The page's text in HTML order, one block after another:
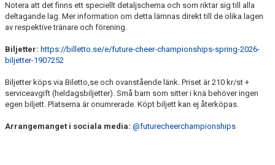
Notera att det finns ett speciellt detaljschema och som riktar sig till alla
deltagande lag. Mer information om detta lämnas direkt till de olika lagen
av respektive tränare och förening.
Biljetter: https://billetto.se/e/future-cheer-championships-spring-2026-
biljetter-1907252
Biljetter köps via Biletto,se och ovanstående länk. Priset är 210 kr/st +
serviceavgift (heldagsbiljetter). Små barn som sitter i knä behöver ingen
egen biljett. Platserna är onumrerade. Köpt biljett kan ej återköpas.
Arrangemanget i sociala media: @futurecheerchampionships